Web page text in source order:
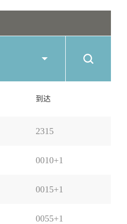
到达
2315
0010+1
0015+1
0055+1